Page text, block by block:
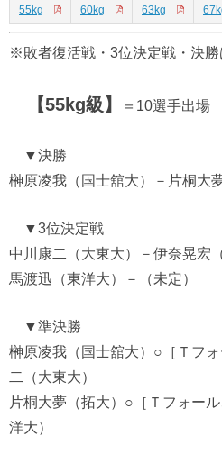
55kg 60kg 63kg
※敗者復活戦・3位決定戦・決
【55kg級】 ＝10選手出場
▼決勝
榊原凌我（国士舘大）－片桐大
▼3位決定戦
中川康二（大東大）－伊奈晃宏
馬渡迅（東洋大）－（未定）
▼準決勝
榊原凌我（国士舘大）○［Ｔフ
二（大東大）
片桐大夢（拓大）○［Ｔフォー
洋大）